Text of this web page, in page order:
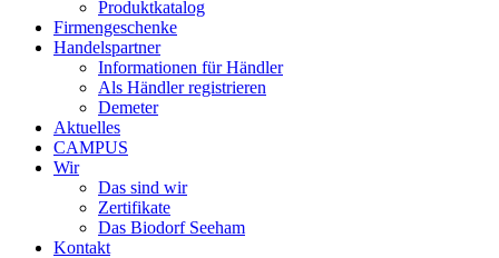
Produktkatalog
Firmengeschenke
Handelspartner
Informationen für Händler
Als Händler registrieren
Demeter
Aktuelles
CAMPUS
Wir
Das sind wir
Zertifikate
Das Biodorf Seeham
Kontakt